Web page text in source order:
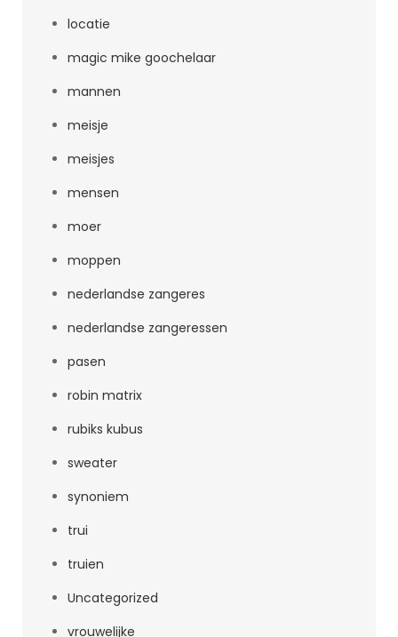
locatie
magic mike goochelaar
mannen
meisje
meisjes
mensen
moer
moppen
nederlandse zangeres
nederlandse zangeressen
pasen
robin matrix
rubiks kubus
sweater
synoniem
trui
truien
Uncategorized
vrouwelijke